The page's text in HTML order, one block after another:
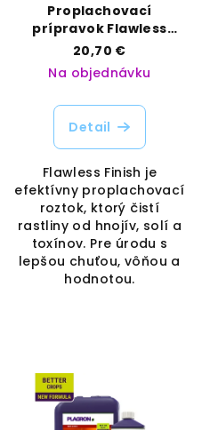
Proplachovací
prípravok Flawless
Finish 1 L | Advanced
Nutrients | Vaporama
20,70 €
Na objednávku
Detail
Flawless Finish je
efektívny proplachovací
roztok, ktorý čistí
rastliny od hnojív, solí a
toxínov. Pre úrodu s
lepšou chuťou, vôňou a
hodnotou.